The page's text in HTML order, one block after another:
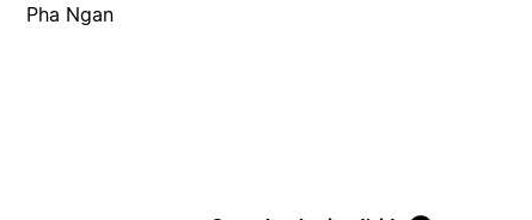
Pha Ngan